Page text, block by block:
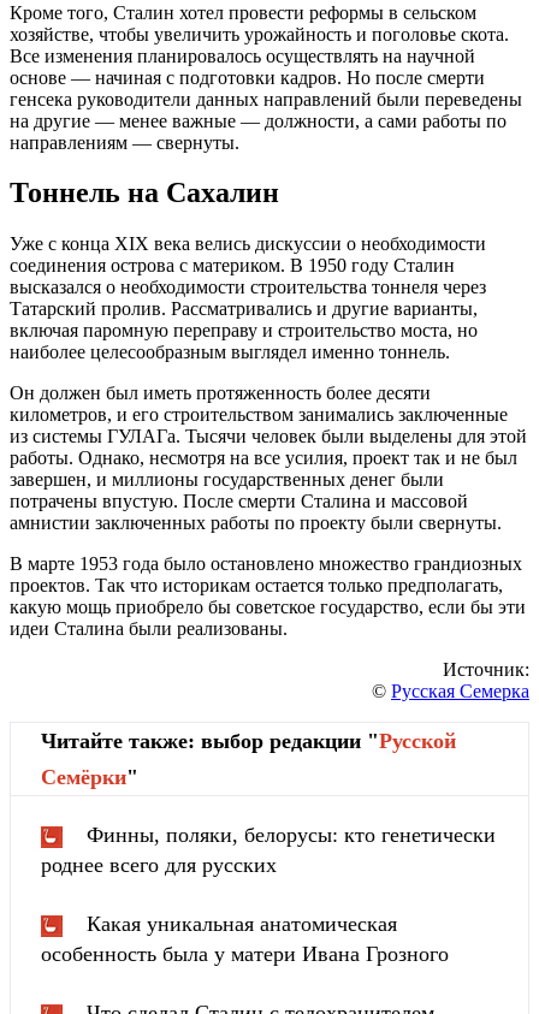
Кроме того, Сталин хотел провести реформы в сельском
хозяйстве, чтобы увеличить урожайность и поголовье скота.
Все изменения планировалось осуществлять на научной
основе — начиная с подготовки кадров. Но после смерти
генсека руководители данных направлений были переведены
на другие — менее важные — должности, а сами работы по
направлениям — свернуты.
Тоннель на Сахалин
Уже с конца XIX века велись дискуссии о необходимости
соединения острова с материком. В 1950 году Сталин
высказался о необходимости строительства тоннеля через
Татарский пролив. Рассматривались и другие варианты,
включая паромную переправу и строительство моста, но
наиболее целесообразным выглядел именно тоннель.
Он должен был иметь протяженность более десяти
километров, и его строительством занимались заключенные
из системы ГУЛАГа. Тысячи человек были выделены для этой
работы. Однако, несмотря на все усилия, проект так и не был
завершен, и миллионы государственных денег были
потрачены впустую. После смерти Сталина и массовой
амнистии заключенных работы по проекту были свернуты.
В марте 1953 года было остановлено множество грандиозных
проектов. Так что историкам остается только предполагать,
какую мощь приобрело бы советское государство, если бы эти
идеи Сталина были реализованы.
Источник:
© Русская Семерка
Читайте также: выбор редакции "Русской
Cемёрки"
Финны, поляки, белорусы: кто генетически
роднее всего для русских
Какая уникальная анатомическая
особенность была у матери Ивана Грозного